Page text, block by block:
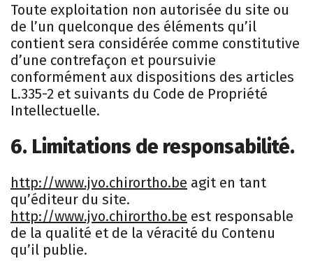
Toute exploitation non autorisée du site ou
de l’un quelconque des éléments qu’il
contient sera considérée comme constitutive
d’une contrefaçon et poursuivie
conformément aux dispositions des articles
L.335-2 et suivants du Code de Propriété
Intellectuelle.
6. Limitations de responsabilité.
http://www.jvo.chirortho.be agit en tant
qu’éditeur du site.
http://www.jvo.chirortho.be est responsable
de la qualité et de la véracité du Contenu
qu’il publie.